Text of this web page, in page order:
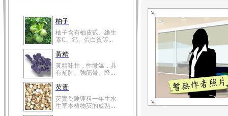
柚子
柚子含有柚皮甙、維生
素C、鈣、蛋白質等...
黃精
黃精味甘，性微溫，具
有補肺、強筋骨、降...
芡實
芡實為睡蓮科一年生水
生草本植物芡的成熟...